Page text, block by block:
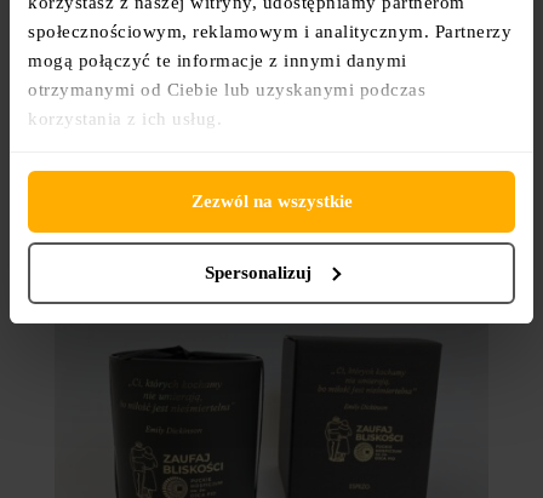
społecznościowym, reklamowym i analitycznym. Partnerzy
mogą połączyć te informacje z innymi danymi
otrzymanymi od Ciebie lub uzyskanymi podczas
korzystania z ich usług.
Zezwól na wszystkie
Spersonalizuj
Bursztynowa świeca
sojowa z cytatem
79,00 zł